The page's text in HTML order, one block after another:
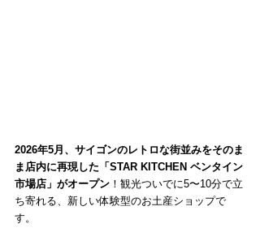
2026年5月、サイゴンのレトロな街並みをそのま
ま店内に再現した「STAR KITCHEN ベンタイン
市場店」がオープン ！観光ついでに5〜10分で立
ち寄れる、新しい体験型のお土産ショップで
す。